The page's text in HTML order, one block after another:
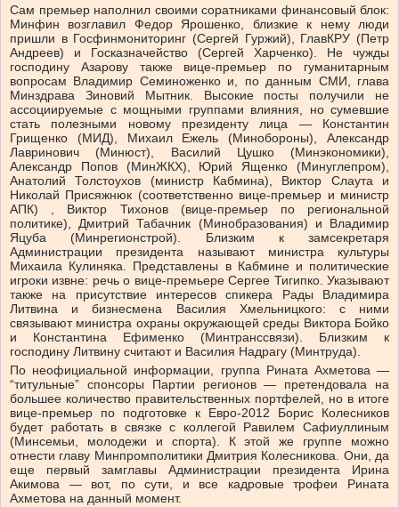
Сам премьер наполнил своими соратниками финансовый блок:
Минфин возглавил Федор Ярошенко, близкие к нему люди
пришли в Госфинмониторинг (Сергей Гуржий), ГлавКРУ (Петр
Андреев) и Госказначейство (Сергей Харченко). Не чужды
господину Азарову также вице-премьер по гуманитарным
вопросам Владимир Семиноженко и, по данным СМИ, глава
Минздрава Зиновий Мытник. Высокие посты получили не
ассоциируемые с мощными группами влияния, но сумевшие
стать полезными новому президенту лица — Константин
Грищенко (МИД), Михаил Ежель (Минобороны), Александр
Лавринович (Минюст), Василий Цушко (Минэкономики),
Александр Попов (МинЖКХ), Юрий Ященко (Минуглепром),
Анатолий Толстоухов (министр Кабмина), Виктор Слаута и
Николай Присяжнюк (соответственно вице-премьер и министр
АПК) , Виктор Тихонов (вице-премьер по региональной
политике), Дмитрий Табачник (Минобразования) и Владимир
Яцуба (Минрегионстрой). Близким к замсекретаря
Администрации президента называют министра культуры
Михаила Кулиняка. Представлены в Кабмине и политические
игроки извне: речь о вице-премьере Сергее Тигипко. Указывают
также на присутствие интересов спикера Рады Владимира
Литвина и бизнесмена Василия Хмельницкого: с ними
связывают министра охраны окружающей среды Виктора Бойко
и Константина Ефименко (Минтранссвязи). Близким к
господину Литвину считают и Василия Надрагу (Минтруда).
По неофициальной информации, группа Рината Ахметова —
“титульные” спонсоры Партии регионов — претендовала на
большее количество правительственных портфелей, но в итоге
вице-премьер по подготовке к Евро-2012 Борис Колесников
будет работать в связке с коллегой Равилем Сафиуллиным
(Минсемьи, молодежи и спорта). К этой же группе можно
отнести главу Минпромполитики Дмитрия Колесникова. Они, да
еще первый замглавы Администрации президента Ирина
Акимова — вот, по сути, и все кадровые трофеи Рината
Ахметова на данный момент.